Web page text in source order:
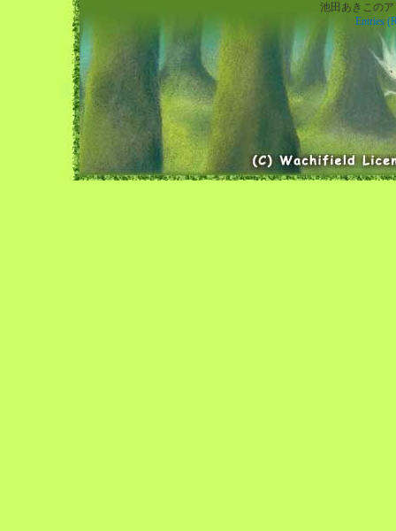
Warning
: preg_replace(): The /e modifier is no longer supported, use
instead in
/home/xs697964/wachi.co.jp/public_html/blog.wachi.co.jp/wp-
content/themes/wachiforest/footer.php
池田あきこのア
Entries